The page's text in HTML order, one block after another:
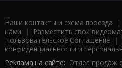
Наши контакты и схема проезда |
нами | Разместить свои
Пользовательское Соглашение |
конфиденциальности и
Реклама на сайте: Отдел продаж